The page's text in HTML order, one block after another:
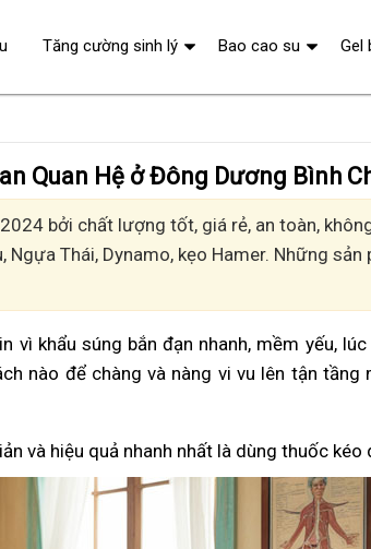
Quan Hệ ở Đông Dương Bình
bởi chất lượng tốt, giá rẻ, an toàn,
Ngựa Thái, Dynamo, kẹo Hamer. Những
vì khẩu súng bắn đạn nhanh, mềm yếu,
nào để chàng và nàng vi vu lên tận tầng
và hiệu quả nhanh nhất là dùng thuốc kéo
Tăng cường sinh lý Bao cao su Gel